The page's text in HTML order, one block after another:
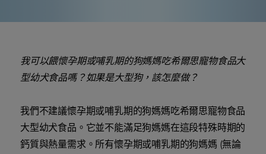
我可以餵懷孕期或哺乳期的狗媽媽吃希爾思寵物食品大
型幼犬食品嗎？如果是大型狗，該怎麼做？
我們不建議懷孕期或哺乳期的狗媽媽吃希爾思寵物食品
大型幼犬食品。它並不能滿足狗媽媽在這段特殊時期的
鈣質與熱量需求。所有懷孕期或哺乳期的狗媽媽 (無論